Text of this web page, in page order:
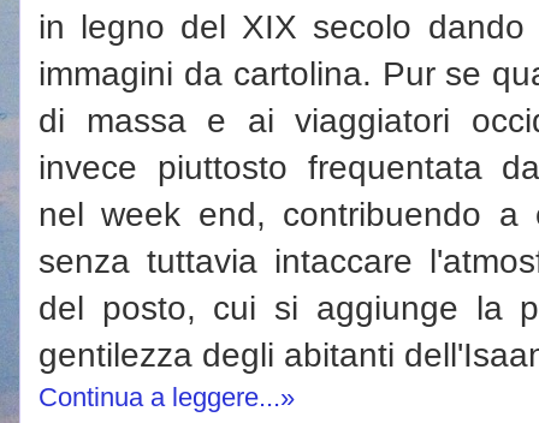
in legno del XIX secolo
immagini da cartolina. Pur se
di massa e ai viaggiatori
invece piuttosto frequentata
nel week end, contribuendo
senza tuttavia intaccare
del posto, cui si aggiunge la
gentilezza degli abitanti
Continua a leggere...»